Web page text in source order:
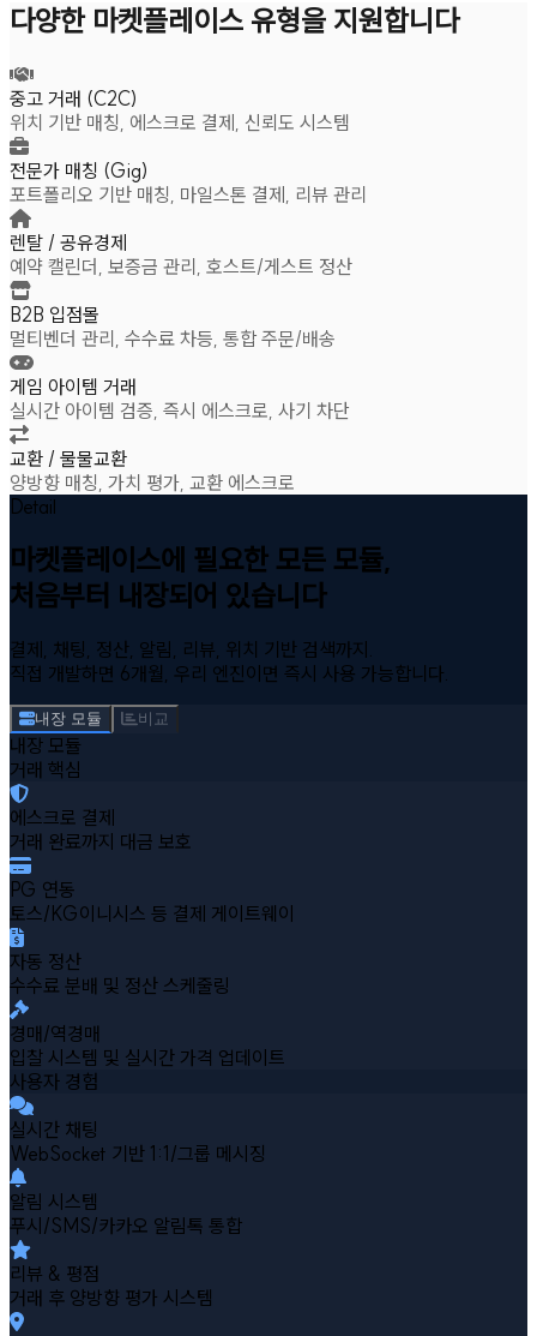
다양한 마켓플레이스 유형을 지원합니다
중고 거래 (C2C)
위치 기반 매칭, 에스크로 결제, 신뢰도 시스템
전문가 매칭 (Gig)
포트폴리오 기반 매칭, 마일스톤 결제, 리뷰 관리
렌탈 / 공유경제
예약 캘린더, 보증금 관리, 호스트/게스트 정산
B2B 입점몰
멀티벤더 관리, 수수료 차등, 통합 주문/배송
게임 아이템 거래
실시간 아이템 검증, 즉시 에스크로, 사기 차단
교환 / 물물교환
양방향 매칭, 가치 평가, 교환 에스크로
Detail
마켓플레이스에 필요한 모든 모듈,
처음부터 내장되어 있습니다
결제, 채팅, 정산, 알림, 리뷰, 위치 기반 검색까지.
직접 개발하면 6개월, 우리 엔진이면 즉시 사용 가능합니다.
내장 모듈 비교
내장 모듈
거래 핵심
에스크로 결제
거래 완료까지 대금 보호
PG 연동
토스/KG이니시스 등 결제 게이트웨이
자동 정산
수수료 분배 및 정산 스케줄링
경매/역경매
입찰 시스템 및 실시간 가격 업데이트
사용자 경험
실시간 채팅
WebSocket 기반 1:1/그룹 메시징
알림 시스템
푸시/SMS/카카오 알림톡 통합
리뷰 & 평점
거래 후 양방향 평가 시스템